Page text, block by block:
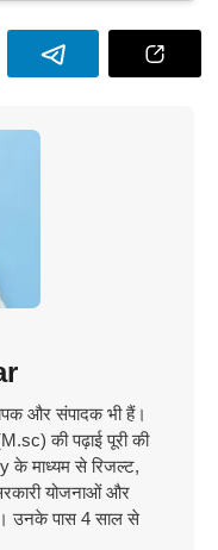
और संपादक भी हैं।
की पढ़ाई पूरी की
माध्यम से रिजल्ट,
योजनाओं और
उनके पास 4 साल से